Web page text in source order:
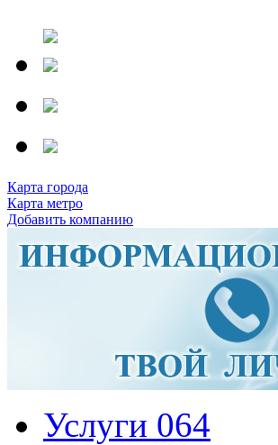
Карта города
Карта метро
Добавить компанию
Услуги 064